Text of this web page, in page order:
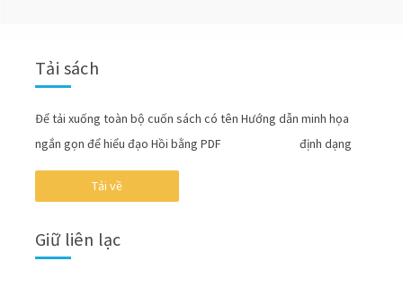
Tải sách
Để tải xuống toàn bộ cuốn sách có tên Hướng dẫn minh họa
ngắn gọn để hiểu đạo Hồi bằng PDF định dạng
Tải về
Giữ liên lạc